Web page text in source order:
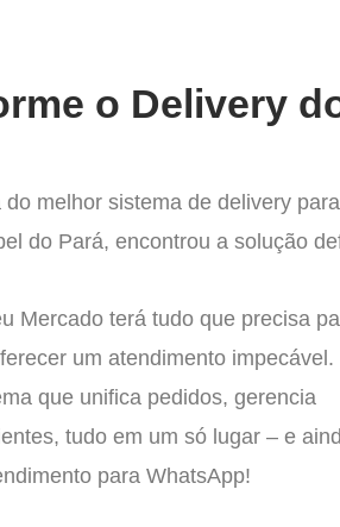
o Delivery
melhor sistema de delivery
do Pará, encontrou a solução
Mercado terá tudo que precisa
um atendimento impecável.
que unifica pedidos, gerencia
tudo em um só lugar – e
para WhatsApp!